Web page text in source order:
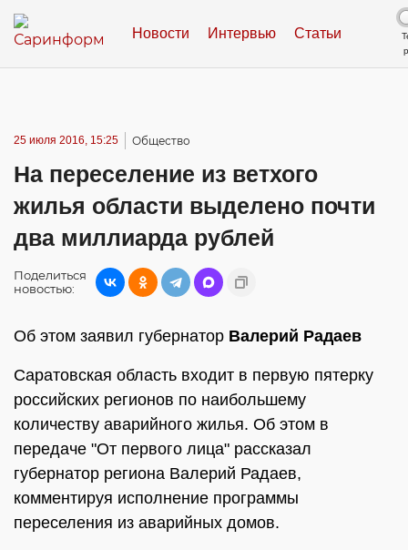
Новости Интервью Статьи
25 июля 2016, 15:25 Общество
На переселение из ветхого
жилья области выделено почти
два миллиарда рублей
Поделиться
новостью:
Об этом заявил губернатор Валерий Радаев
Саратовская область входит в первую пятерку
российских регионов по наибольшему
количеству аварийного жилья. Об этом в
передаче "От первого лица" рассказал
губернатор региона Валерий Радаев,
комментируя исполнение программы
переселения из аварийных домов.